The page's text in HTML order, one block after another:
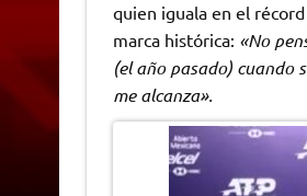
quien iguala en el
marca histórica: «No
(el año pasado) cuando
me alcanza».